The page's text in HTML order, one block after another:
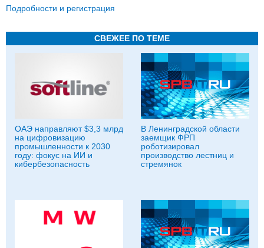
Подробности и регистрация
СВЕЖЕЕ ПО ТЕМЕ
ОАЭ направляют $3,3 млрд
на цифровизацию
промышленности к 2030
году: фокус на ИИ и
кибербезопасность
В Ленинградской области
заемщик ФРП
роботизировал
производство лестниц и
стремянок